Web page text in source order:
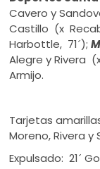
Cavero y
Castillo (x
Harbottle, 71´);
Alegre y Rivera
Armijo.
Tarjetas
Moreno, Rivera
Expulsado: 21´